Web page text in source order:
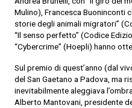
Mulino), Francesca Buoninconti
storie degli animali migratori”
“Il senso perfetto” (Codice
“Cybercrime” (Hoepli) hanno
Sul premio di quest’anno (dal
del San Gaetano a Padova, ma
inevitabilmente aleggiava
Alberto Mantovani, presidente